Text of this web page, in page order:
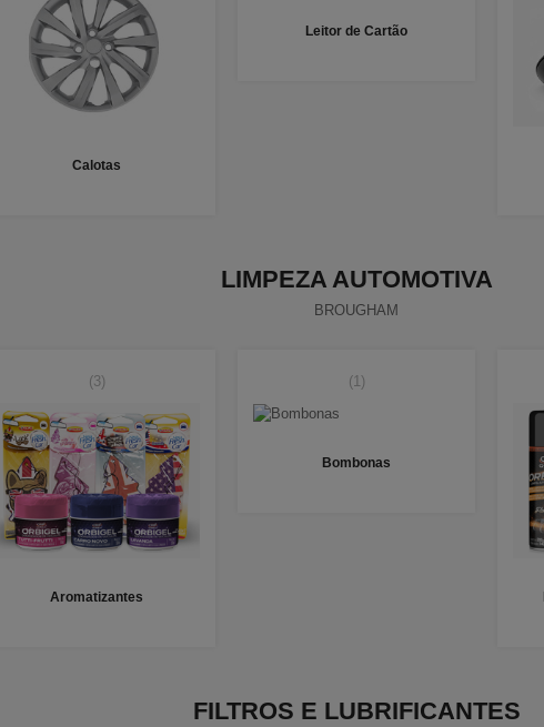
Calotas
Leitor de Cartão
LIMPEZA AUTOMOTIVA
BROUGHAM
(3)
Aromatizantes
(1)
Bombonas
FILTROS E LUBRIFICANTES